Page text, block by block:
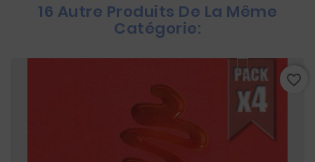
16 Autre Produits De La Même
Catégorie:
favorite_border